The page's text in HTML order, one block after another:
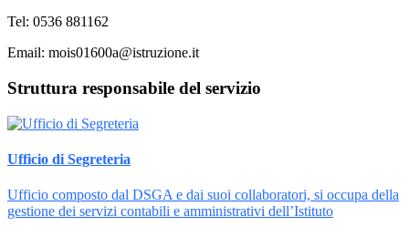
Tel: 0536 881162
Email: mois01600a@istruzione.it
Struttura responsabile del servizio
Ufficio di Segreteria
Ufficio composto dal DSGA e dai suoi collaboratori, si occupa della
gestione dei servizi contabili e amministrativi dell’Istituto